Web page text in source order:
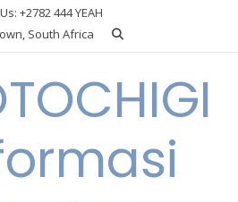
+2782 444 YEAH
South Africa